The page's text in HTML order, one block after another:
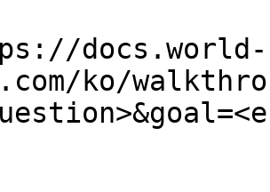
docs.world-
ko/